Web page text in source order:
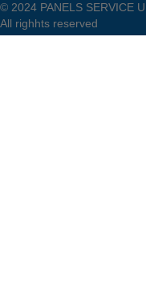
© 2024 PANELS SERVICE
All righhts reserved